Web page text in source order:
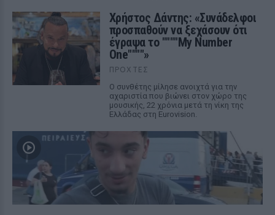
Χρήστος Δάντης: «Συνάδελφοι
προσπαθούν να ξεχάσουν ότι
έγραψα το """"My Number
One""""»
ΠΡΟΧΤΈΣ
Ο συνθέτης μίλησε ανοιχτά για την
αχαριστία που βιώνει στον χώρο της
μουσικής, 22 χρόνια μετά τη νίκη της
Ελλάδας στη Eurovision.